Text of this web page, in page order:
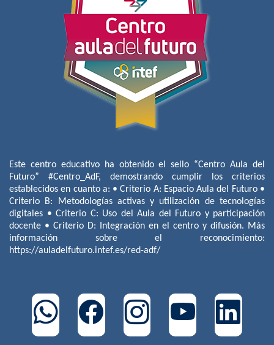
Este centro educativo ha obtenido el sello “Centro Aula del
Futuro” #Centro_AdF, demostrando cumplir los criterios
establecidos en cuanto a: • Criterio A: Espacio Aula del Futuro •
Criterio B: Metodologías activas y utilización de tecnologías
digitales • Criterio C: Uso del Aula del Futuro y participación
docente • Criterio D: Integración en el centro y difusión. Más
información sobre el reconocimiento:
https://auladelfuturo.intef.es/red-adf/